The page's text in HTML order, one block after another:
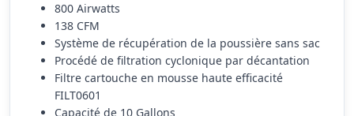
800 Airwatts
138 CFM
Système de récupération de la poussière sans sac
Procédé de filtration cyclonique par décantation
Filtre cartouche en mousse haute efficacité
FILT0601
Capacité de 10 Gallons